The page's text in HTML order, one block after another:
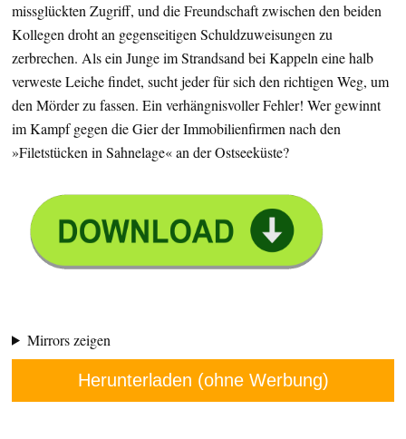
missglückten Zugriff, und die Freundschaft zwischen den beiden
Kollegen droht an gegenseitigen Schuldzuweisungen zu
zerbrechen. Als ein Junge im Strandsand bei Kappeln eine halb
verweste Leiche findet, sucht jeder für sich den richtigen Weg, um
den Mörder zu fassen. Ein verhängnisvoller Fehler! Wer gewinnt
im Kampf gegen die Gier der Immobilienfirmen nach den
»Filetstücken in Sahnelage« an der Ostseeküste?
Mirrors zeigen
Herunterladen (ohne Werbung)